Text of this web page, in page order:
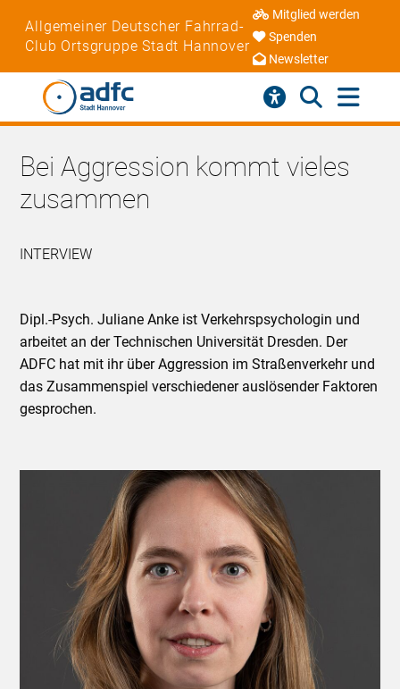
Allgemeiner Deutscher Fahrrad-
Club Ortsgruppe Stadt Hannover
Mitglied werden
Spenden
Newsletter
Bei Aggression kommt vieles
zusammen
INTERVIEW
Dipl.-Psych. Juliane Anke ist Verkehrspsychologin und
arbeitet an der Technischen Universität Dresden. Der
ADFC hat mit ihr über Aggression im Straßenverkehr und
das Zusammenspiel verschiedener auslösender Faktoren
gesprochen.